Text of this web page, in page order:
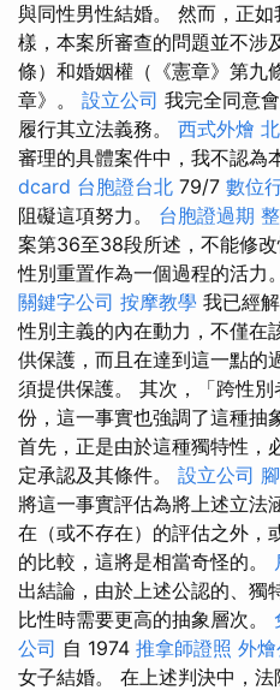
與同性男性結婚。 然而，正
樣，本案所審查的問題並不涉
條）和婚姻權（《憲章》第九
章》。 設立公司 我完全同意
履行其立法義務。 西式外燴
審理的具體案件中，我不認為
dcard 台胞證台北 79/7 數位
阻礙這項努力。 台胞證過期
案第36至38段所述，不能修
性別重置作為一個過程的活力。
關鍵字公司 按摩教學 我已經
性別主義的內在動力，不僅在
供保護，而且在達到這一點的
須提供保護。 其次，「跨性
份，這一事實也強調了這種抽
首先，正是由於這種獨特性，
定承認及其條件。 設立公司
將這一事實評估為將上述立法
在（或不存在）的評估之外，
的比較，這將是相當奇怪的。
出結論，由於上述公認的、獨
比性時需要更高的抽象層次。
公司 自 1974 推拿師證照 外燴
女子結婚。 在上述判決中，